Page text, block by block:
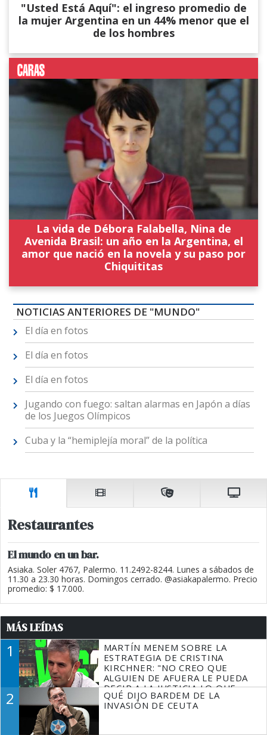
"Usted Está Aquí": el ingreso promedio de
la mujer Argentina en un 44% menor que el
de los hombres
La vida de Débora Falabella, Nina de
Avenida Brasil: un año en la Argentina, el
amor que nació en la novela y su paso por
Chiquititas
NOTICIAS ANTERIORES DE "MUNDO"
El día en fotos
El día en fotos
El día en fotos
Jugando con fuego: saltan alarmas en Japón a días
de los Juegos Olímpicos
Cuba y la “hemiplejía moral” de la política
Restaurantes
El mundo en un bar.
Asiaka. Soler 4767, Palermo. 11.2492-8244. Lunes a sábados de
11.30 a 23.30 horas. Domingos cerrado. @asiakapalermo. Precio
promedio: $ 17.000.
MÁS LEÍDAS
1
MARTÍN MENEM SOBRE LA
ESTRATEGIA DE CRISTINA
KIRCHNER: "NO CREO QUE
ALGUIEN DE AFUERA LE PUEDA
DECIR A LA JUSTICIA LO QUE
TIENE QUE HACER"
2
QUÉ DIJO BARDEM DE LA
INVASIÓN DE CEUTA